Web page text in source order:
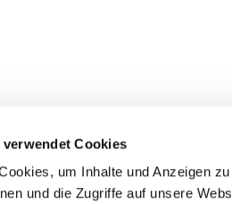
verwendet Cookies
um Inhalte und Anzeigen
und die Zugriffe auf unsere